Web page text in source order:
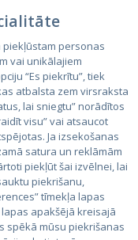
personas
vai unikālajiem
“Es piekrītu”, tiek
atbalsta zem virsraksta
lai sniegtu” norādītos
visu” vai atsaucot
Ja izsekošanas
satura un reklāmām
piekļūt šai izvēlnei, lai
piekrišanu,
tīmekļa lapas
apakšējā kreisajā
spēkā mūsu piekrišanas